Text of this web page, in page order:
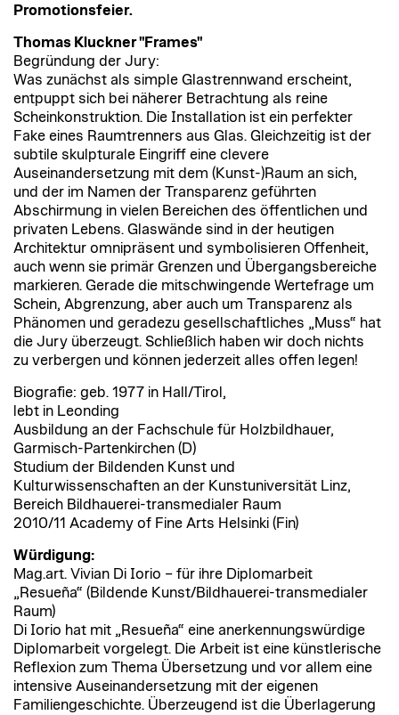
Promotionsfeier.
Thomas Kluckner "Frames"
Begründung der Jury:
Was zunächst als simple Glastrennwand erscheint,
entpuppt sich bei näherer Betrachtung als reine
Scheinkonstruktion. Die Installation ist ein perfekter
Fake eines Raumtrenners aus Glas. Gleichzeitig ist der
subtile skulpturale Eingriff eine clevere
Auseinandersetzung mit dem (Kunst-)Raum an sich,
und der im Namen der Transparenz geführten
Abschirmung in vielen Bereichen des öffentlichen und
privaten Lebens. Glaswände sind in der heutigen
Architektur omnipräsent und symbolisieren Offenheit,
auch wenn sie primär Grenzen und Übergangsbereiche
markieren. Gerade die mitschwingende Wertefrage um
Schein, Abgrenzung, aber auch um Transparenz als
Phänomen und geradezu gesellschaftliches „Muss“ hat
die Jury überzeugt. Schließlich haben wir doch nichts
zu verbergen und können jederzeit alles offen legen!
Biografie: geb. 1977 in Hall/Tirol,
lebt in Leonding
Ausbildung an der Fachschule für Holzbildhauer,
Garmisch-Partenkirchen (D)
Studium der Bildenden Kunst und
Kulturwissenschaften an der Kunstuniversität Linz,
Bereich Bildhauerei-transmedialer Raum
2010/11 Academy of Fine Arts Helsinki (Fin)
Würdigung:
Mag.art. Vivian Di Iorio – für ihre Diplomarbeit
„Resueña“ (Bildende Kunst/Bildhauerei-transmedialer
Raum)
Di Iorio hat mit „Resueña“ eine anerkennungswürdige
Diplomarbeit vorgelegt. Die Arbeit ist eine künstlerische
Reflexion zum Thema Übersetzung und vor allem eine
intensive Auseinandersetzung mit der eigenen
Familiengeschichte. Überzeugend ist die Überlagerung